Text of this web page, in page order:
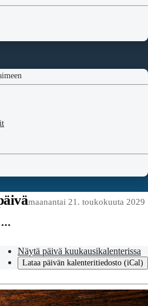
maanantai 21. toukokuuta 2029
Näytä päivä kuukausikalenterissa
Lataa päivän kalenteritiedosto (iCal)